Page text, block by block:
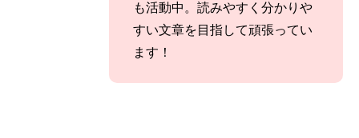
も活動中。読みやすく分かりや
すい文章を目指して頑張ってい
ます！